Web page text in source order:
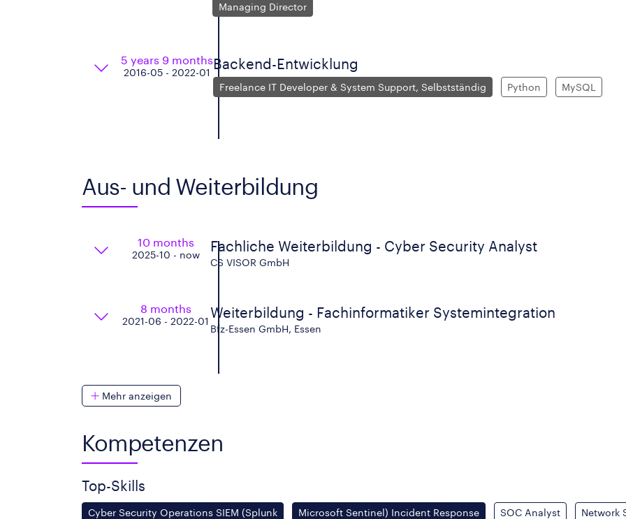
Managing Director
5 years 9 months
2016-05 - 2022-01
Backend-Entwicklung
Freelance IT Developer & System Support, Selbstständig Python MySQL
Aus- und Weiterbildung
10 months
2025-10 - now
Fachliche Weiterbildung - Cyber Security Analyst
CS VISOR GmbH
8 months
2021-06 - 2022-01
Weiterbildung - Fachinformatiker Systemintegration
Bfz-Essen GmbH, Essen
Mehr anzeigen
Kompetenzen
Top-Skills
Cyber Security Operations SIEM (Splunk Microsoft Sentinel) Incident Response SOC Analyst Network